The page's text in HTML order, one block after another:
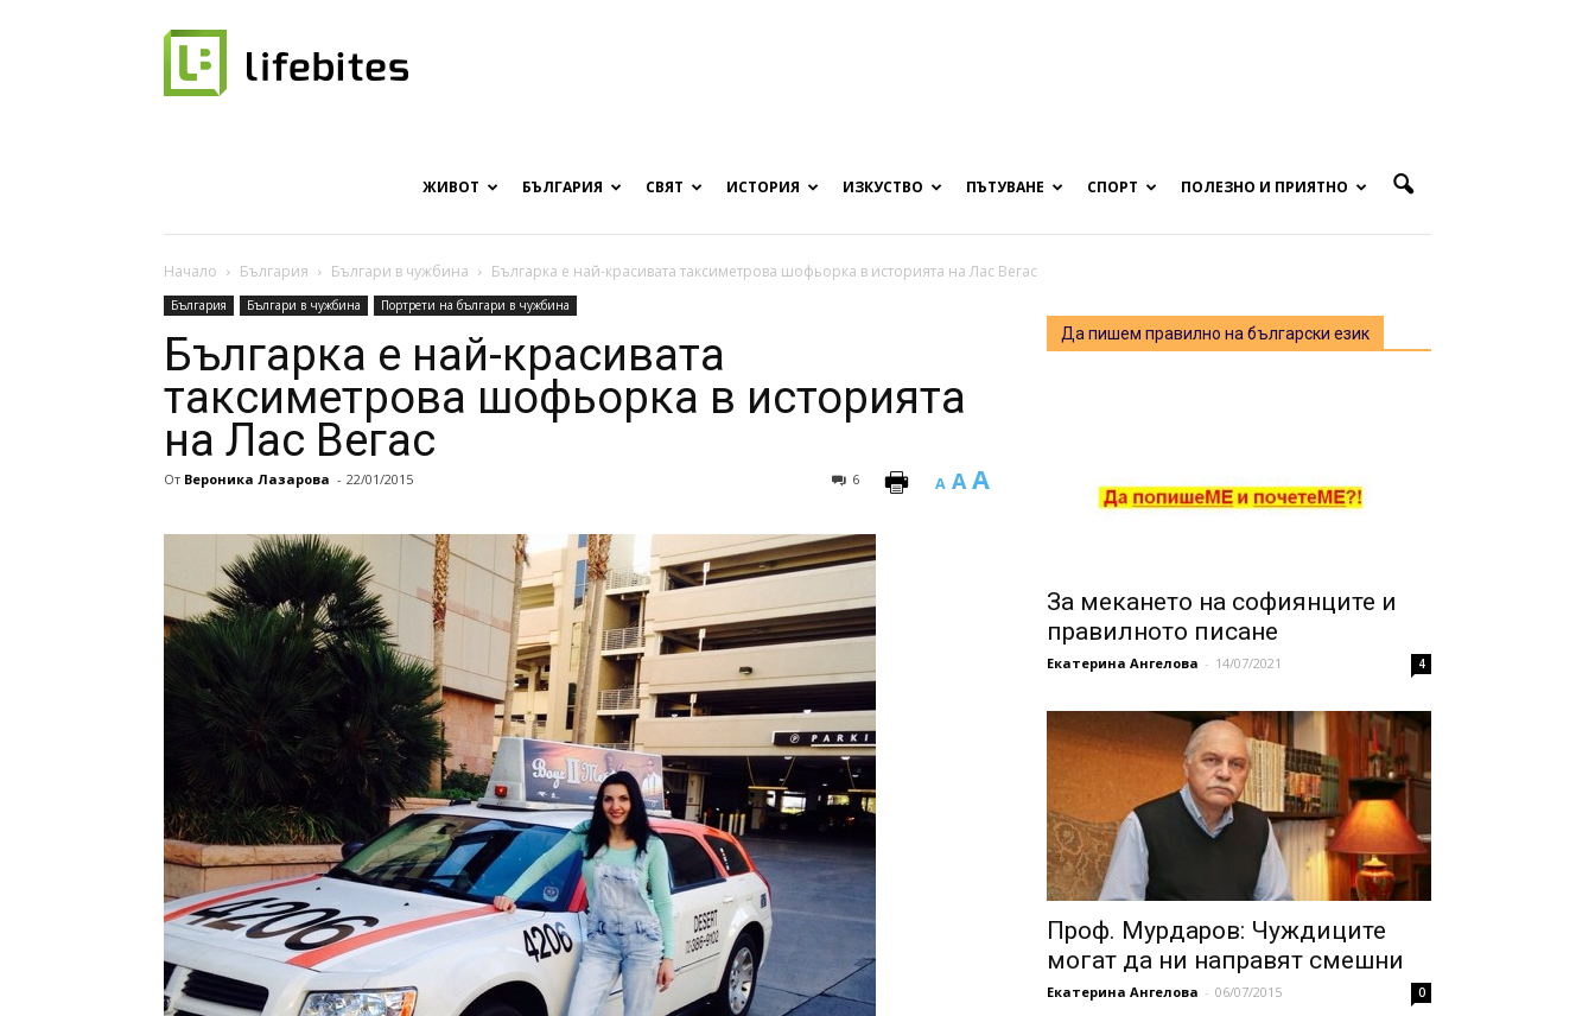
списание
за
хапки
вкус
на
живот
ЖИВОТ БЪЛГАРИЯ СВЯТ ИСТОРИЯ ИЗКУСТВО ПЪТУВАНЕ СПОРТ ПОЛЕЗНО И ПРИЯТНО
Начало България Българи в чужбина Българка е най-красивата таксиметрова шофьорка в историята на Лас Вегас
България Българи в чужбина Портрети на българи в чужбина
Българка е най-красивата
таксиметрова шофьорка в историята
на Лас Вегас
От Вероника Лазарова - 22/01/2015 A A A
6
Да пишем правилно на български език
За мекането на софиянците и
правилното писане
Екатерина Ангелова - 14/07/2021 4
Проф. Мурдаров: Чуждиците
могат да ни направят смешни
Екатерина Ангелова - 06/07/2015 0